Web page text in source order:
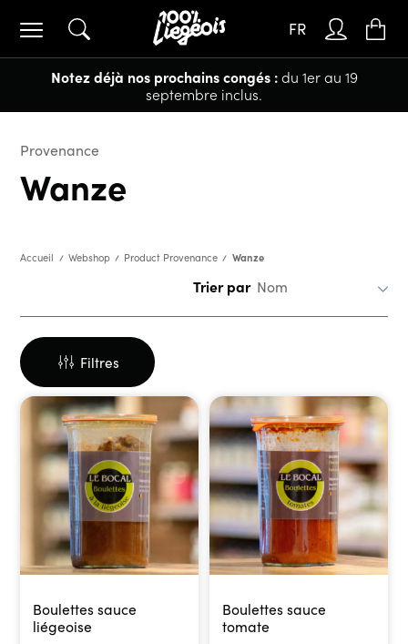
Notez déjà nos prochains congés :du 1er au 19
septembre inclus.
FR
Provenance
Wanze
Accueil Webshop Product Provenance Wanze
Trier par
Filtres
Boulettes sauce
liégeoise
Boulettes sauce
tomate